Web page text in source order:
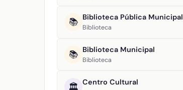
📚 Biblioteca Pública Municipal
Biblioteca
📚 Biblioteca Municipal
Biblioteca
🏛️ Centro Cultural